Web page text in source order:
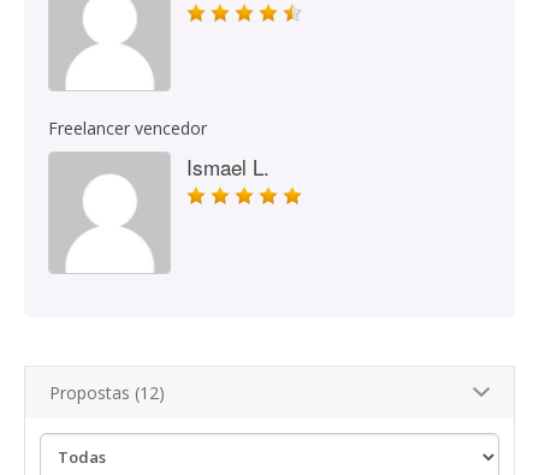
Freelancer vencedor
Ismael L.
Propostas (12)